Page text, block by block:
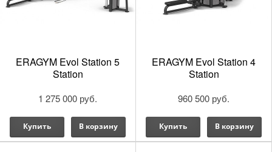
ERAGYM Evol Station 5
Station
1 275 000 руб.
Купить В корзину
ERAGYM Evol Station 4
Station
960 500 руб.
Купить В корзину